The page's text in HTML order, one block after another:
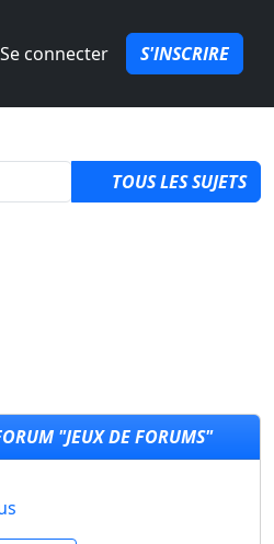
Se connecter S'INSCRIRE
TOUS LES SUJETS
"JEUX DE FORUMS"